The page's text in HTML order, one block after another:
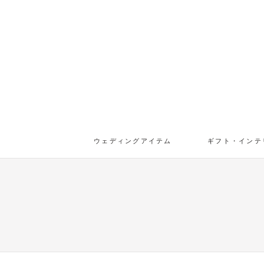
ウェディングアイテム ギフト・インテ